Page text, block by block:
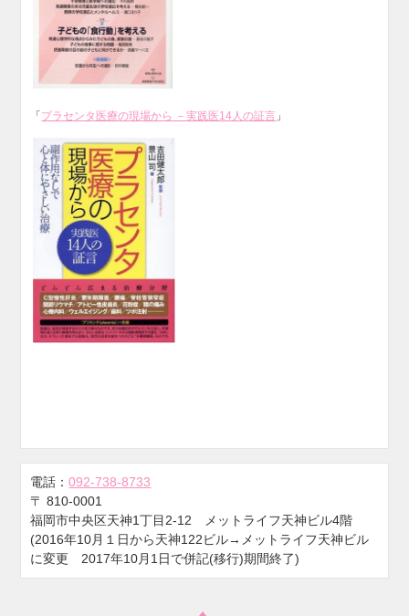
「 プラセンタ医療の現場から －実践医14人の証言 」
電話：092-738-8733
〒810-0001
福岡市中央区天神1丁目2-12 メットライフ天神ビル4階
(2016年10月１日から天神122ビル→メットライフ天神ビル
に変更 2017年10月1日で併記(移行)期間終了)